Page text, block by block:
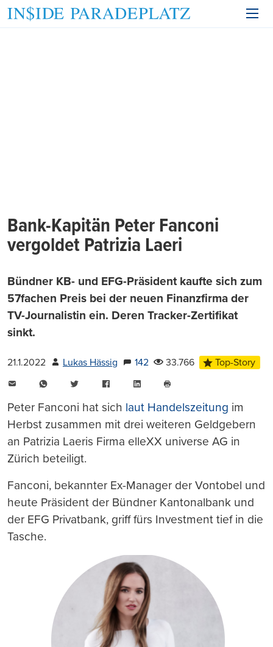
Bank-Kapitän Peter Fanconi
vergoldet Patrizia Laeri
Bündner KB- und EFG-Präsident kaufte sich zum
57fachen Preis bei der neuen Finanzfirma der
TV-Journalistin ein. Deren Tracker-Zertifikat
sinkt.
21.1.2022 Lukas Hässig 142 33.766
Top-Story
WhatsAppTwitter FacebookLinkedIn
drucken
Peter Fanconi hat sich laut Handelszeitung im
Herbst zusammen mit drei weiteren Geldgebern
an Patrizia Laeris Firma elleXX universe AG in
Zürich beteiligt.
Fanconi, bekannter Ex-Manager der Vontobel und
heute Präsident der Bündner Kantonalbank und
der EFG Privatbank, griff fürs Investment tief in die
Tasche.